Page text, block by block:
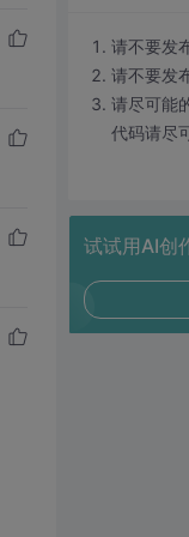
请不要发
请不要发
请尽可能
代码请尽
试试用AI创